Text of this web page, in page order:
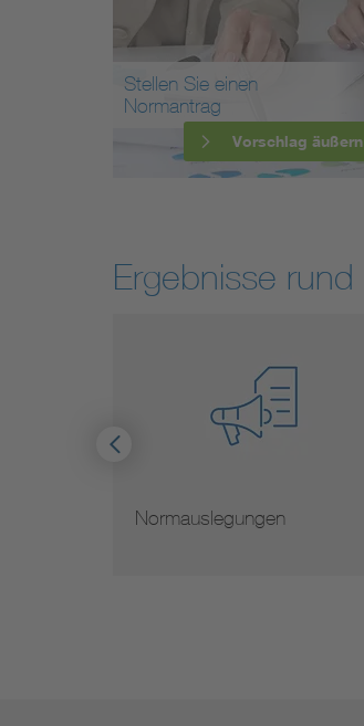
Stellen Sie einen
Normantrag
Vorschlag äußern
Ergebnisse
Normauslegungen